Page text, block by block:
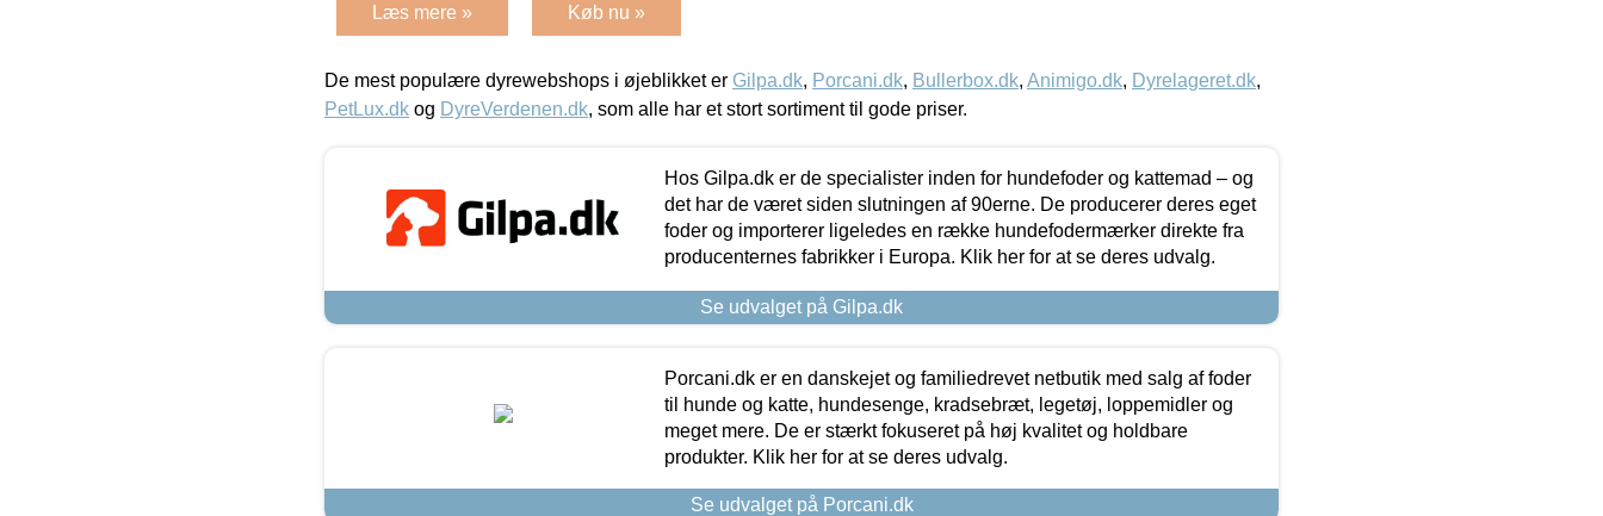
Læs mere » Køb nu »
De mest populære dyrewebshops i øjeblikket er Gilpa.dk, Porcani.dk, Bullerbox.dk, Animigo.dk, Dyrelageret.dk,
PetLux.dk og DyreVerdenen.dk, som alle har et stort sortiment til gode priser.
Hos Gilpa.dk er de specialister inden for hundefoder og kattemad – og
det har de været siden slutningen af 90erne. De producerer deres eget
foder og importerer ligeledes en række hundefodermærker direkte fra
producenternes fabrikker i Europa. Klik her for at se deres udvalg.
Se udvalget på Gilpa.dk
Porcani.dk er en danskejet og familiedrevet netbutik med salg af foder
til hunde og katte, hundesenge, kradsebræt, legetøj, loppemidler og
meget mere. De er stærkt fokuseret på høj kvalitet og holdbare
produkter. Klik her for at se deres udvalg.
Se udvalget på Porcani.dk